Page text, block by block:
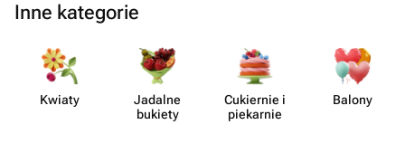
Inne kategorie
Kwiaty
Jadalne
bukiety
Cukiernie i
piekarnie
Balony